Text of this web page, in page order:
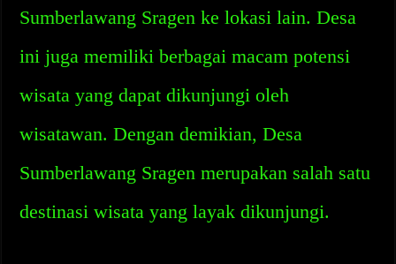
Sumberlawang Sragen ke lokasi lain. Desa
ini juga memiliki berbagai macam potensi
wisata yang dapat dikunjungi oleh
wisatawan. Dengan demikian, Desa
Sumberlawang Sragen merupakan salah satu
destinasi wisata yang layak dikunjungi.